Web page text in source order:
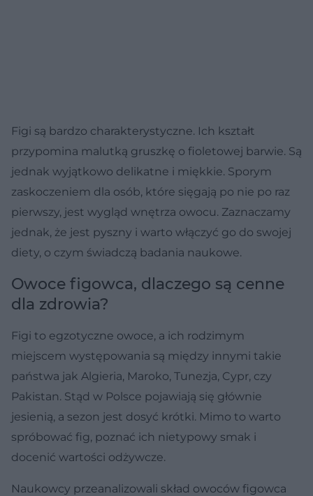
Figi są bardzo charakterystyczne. Ich kształt
przypomina malutką gruszkę o fioletowej barwie. Są
jednak wyjątkowo delikatne i miękkie. Sporym
zaskoczeniem dla osób, które sięgają po nie po raz
pierwszy, jest wygląd wnętrza owocu. Zaznaczamy
jednak, że jest pyszny i warto włączyć go do swojej
diety, o czym świadczą badania naukowe.
Owoce figowca, dlaczego są cenne
dla zdrowia?
Figi to egzotyczne owoce, a ich rodzimym
miejscem występowania są między innymi takie
państwa jak Algieria, Maroko, Tunezja, Cypr, czy
Pakistan. Stąd w Polsce pojawiają się głównie
jesienią, a sezon jest dosyć krótki. Mimo to warto
spróbować fig, poznać ich nietypowy smak i
docenić wartości odżywcze.
Naukowcy przeanalizowali skład owoców figowca